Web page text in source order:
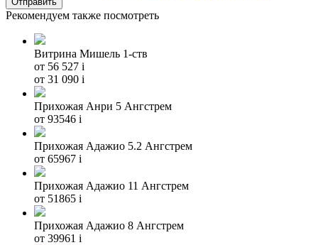
Рекомендуем также посмотреть
Витрина Мишель 1-ств
от 56 527 i
от 31 090 i
Прихожая Анри 5 Ангстрем
от 93546 i
Прихожая Адажио 5.2 Ангстрем
от 65967 i
Прихожая Адажио 11 Ангстрем
от 51865 i
Прихожая Адажио 8 Ангстрем
от 39961 i